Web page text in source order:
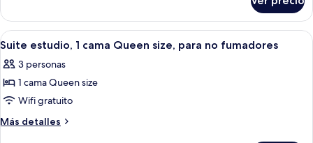
cama
King
size,
chimenea
presidencial,
cama
size,
chimenea
Abrir
todas
las
fotos
de
Suite
Una habitación de hotel con cama,
5
Suite estudio, 1 cama Queen size, para no fumadores
3 personas
1 cama Queen size
Wifi gratuito
Más detalles
Más